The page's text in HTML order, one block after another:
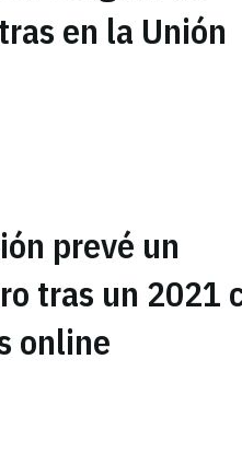
en la Unión
prevé un
tras un 2021
online